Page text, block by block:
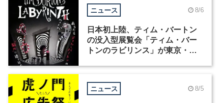
ニュース 8/6
日本初上陸、ティム・バートン
の没入型展覧会「ティム・バー
トンのラビリンス」が東京・豊
ニュース 8/5